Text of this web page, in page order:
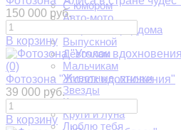
С юмором
Авто-мото
Встреча из роддома
Выпускной
Девочкам
Мальчикам
Животные, птички
Звезды
Круги
Круги и луна
Люблю тебя
150 000 руб.
В корзину
(0)
Фотозона "Уголок вдохновения"
39 000 руб.
В корзину